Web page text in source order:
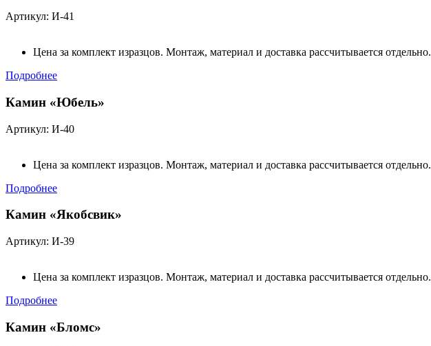
Артикул: И-41
Цена за комплект изразцов. Монтаж, материал и доставка рассчитывается отдельно.
Подробнее
Камин «Юбель»
Артикул: И-40
Цена за комплект изразцов. Монтаж, материал и доставка рассчитывается отдельно.
Подробнее
Камин «Якобсвик»
Артикул: И-39
Цена за комплект изразцов. Монтаж, материал и доставка рассчитывается отдельно.
Подробнее
Камин «Бломс»